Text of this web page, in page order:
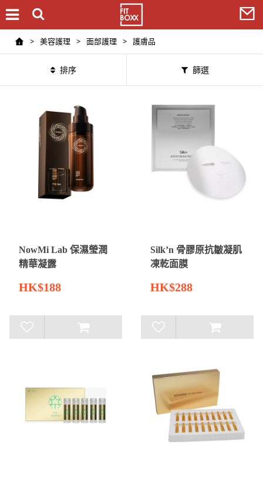
> 美容護理 > 面部護理 > 護膚品
排序 篩選
NowMi Lab 保濕瑩潤
精華凝露
HK$188
Silk’n 骨膠原抗皺凝肌
凍乾面膜
HK$288